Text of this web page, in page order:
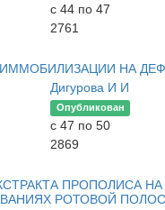
с 44 по 47
2761
НА
Дигурова И И
Опубликован
с 47 по 50
2869
ПРОПОЛИСА
РОТОВОЙ